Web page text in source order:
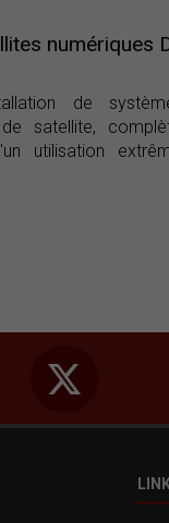
numériques
de
satellite,
utilisation